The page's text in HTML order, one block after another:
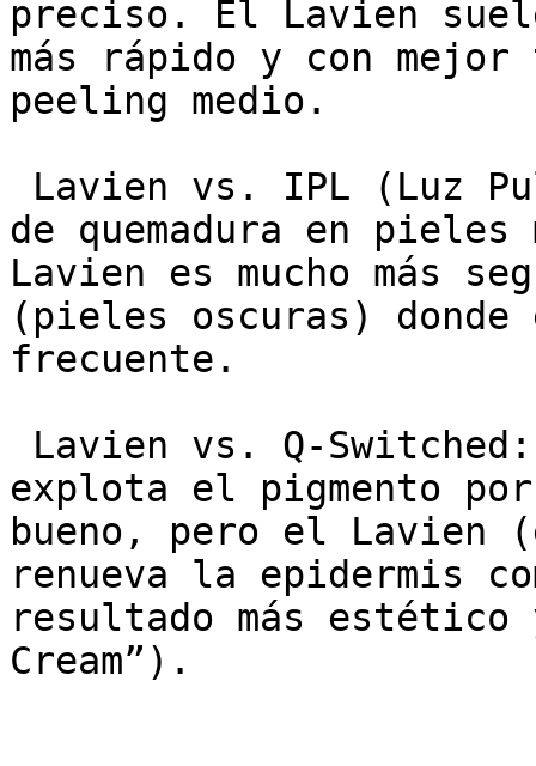
preciso. El Lavien
más rápido y con
peeling medio.
de quemadura en
Lavien es mucho más
(pieles oscuras) donde
frecuente.
explota el pigmento
bueno, pero el Lavien
renueva la epidermis
resultado más
Cream”).